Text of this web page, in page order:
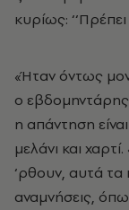
κυρίως:
«Ήταν όντως
ο
η απάντηση
μελάνι και
‘ρθουν, αυτά
αναμνήσεις,